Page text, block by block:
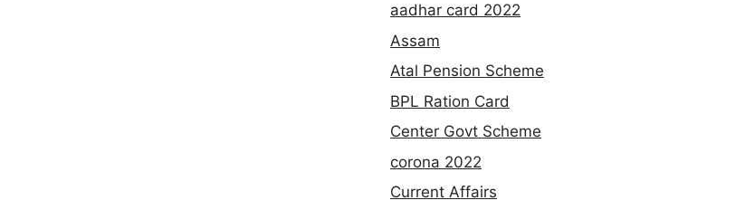
aadhar card 2022
Assam
Atal Pension Scheme
BPL Ration Card
Center Govt Scheme
corona 2022
Current Affairs